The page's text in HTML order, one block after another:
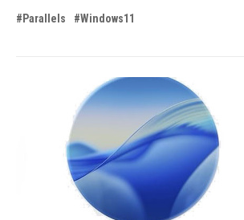
#Parallels #Windows11